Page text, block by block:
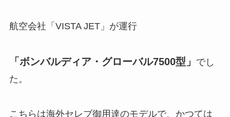
航空会社「VISTA JET」が運行
「ボンバルディア・グローバル7500型」 でし
た。
こちらは海外セレブ御用達のモデルで、かつては